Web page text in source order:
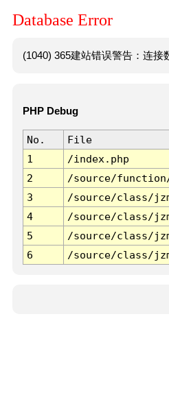
Database Error
(1040) 365建站错误警告：连接
PHP Debug
No. File
1
/index.php
2
/source/
3
/source/class/
4
/source/class/
5
/source/class/
6
/source/class/